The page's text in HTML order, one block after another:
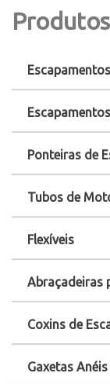
Produtos
Escapamentos
Ponteiras de
Tubos de
Flexíveis
Abraçadeiras
Coxins de
Gaxetas